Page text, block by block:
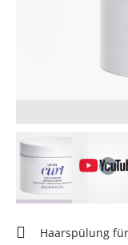
Haarspülung